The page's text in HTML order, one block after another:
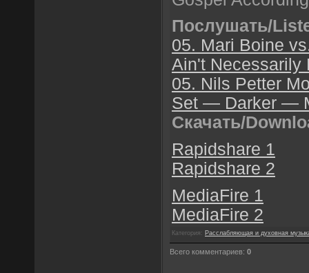
Послушать/
05. Mari Boine
Ain't Necessarily
05. Nils Petter
Set — Darker —
Скачать/
Rapidshare 1
Rapidshare 2
MediaFire 1
MediaFire 2
Категория: Расслабляющая и духовная
Всего комментариев: 0